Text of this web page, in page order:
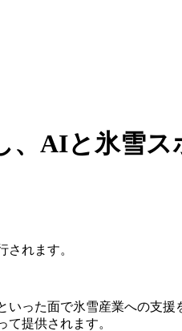
、AIと氷雪ス
れます。
った面で氷雪産業への支援
提供されます。